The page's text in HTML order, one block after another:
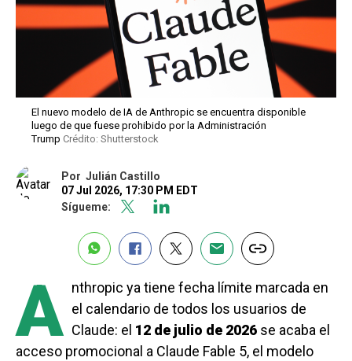
El nuevo modelo de IA de Anthropic se encuentra disponible
luego de que fuese prohibido por la Administración
Trump Crédito: Shutterstock
Por Julián Castillo
07 Jul 2026, 17:30 PM EDT
Sígueme:
A nthropic ya tiene fecha límite marcada en
el calendario de todos los usuarios de
Claude: el 12 de julio de 2026 se acaba el
acceso promocional a Claude Fable 5, el modelo